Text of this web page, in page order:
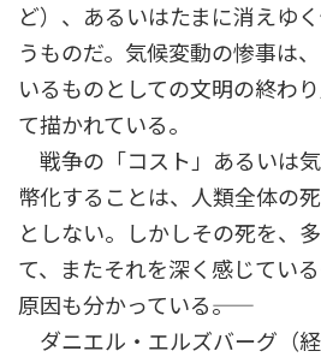
ど）、あるいはたまに消えゆ
うものだ。気候変動の惨事は
いるものとしての文明の終わ
て描かれている。
戦争の「コスト」あるいは
幣化することは、人類全体の
としない。しかしその死を、
て、またそれを深く感じている
原因も分かっている――。
ダニエル・エルズバーグ（